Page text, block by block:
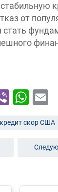
от
стать
Viber
кредит скор США